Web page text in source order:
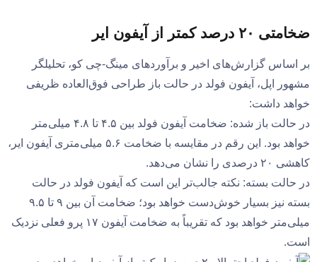
ضخامتی ۲۰ درصد کمتر از آیفون ایر
بر اساس گزارش‌های اخیر و برآوردهای مینگ-چی کو، تحلیلگر
مشهور اپل، آیفون فولد در حالت باز طراحی فوق‌العاده ظریفی
خواهد داشت:
در حالت باز شده: ضخامت آیفون فولد بین ۴.۵ تا ۴.۸ میلی‌متر
خواهد بود. این رقم در مقایسه با ضخامت ۵.۶ میلی‌متری آیفون ایر،
کاهشی ۲۰ درصدی را نشان می‌دهد.
در حالت بسته: نکته جالب‌تر این است که آیفون فولد در حالت
بسته نیز بسیار خوش‌دست خواهد بود؛ ضخامت آن بین ۹ تا ۹.۵
میلی‌متر خواهد بود که تقریباً به ضخامت آیفون ۱۷ پرو فعلی نزدیک
است.